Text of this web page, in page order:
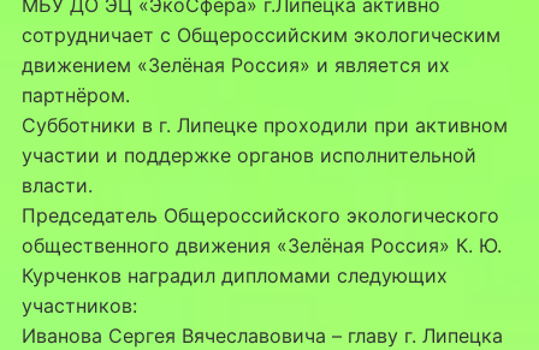
сотрудничает с Общероссийским экологическим
движением «Зелёная Россия» и является их
партнёром.
Субботники в г. Липецке проходили при активном
участии и поддержке органов исполнительной
власти.
Председатель Общероссийского экологического
общественного движения «Зелёная Россия» К. Ю.
Курченков наградил дипломами следующих
участников:
Иванова Сергея Вячеславовича – главу г. Липецка